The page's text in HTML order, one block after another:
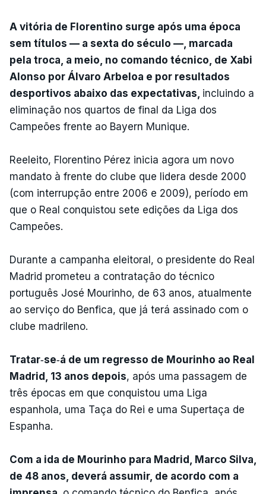
A vitória de Florentino surge após uma época
sem títulos — a sexta do século —, marcada
pela troca, a meio, no comando técnico, de Xabi
Alonso por Álvaro Arbeloa e por resultados
desportivos abaixo das expectativas, incluindo a
eliminação nos quartos de final da Liga dos
Campeões frente ao Bayern Munique.
Reeleito, Florentino Pérez inicia agora um novo
mandato à frente do clube que lidera desde 2000
(com interrupção entre 2006 e 2009), período em
que o Real conquistou sete edições da Liga dos
Campeões.
Durante a campanha eleitoral, o presidente do Real
Madrid prometeu a contratação do técnico
português José Mourinho, de 63 anos, atualmente
ao serviço do Benfica, que já terá assinado com o
clube madrileno.
Tratar‑se‑á de um regresso de Mourinho ao Real
Madrid, 13 anos depois, após uma passagem de
três épocas em que conquistou uma Liga
espanhola, uma Taça do Rei e uma Supertaça de
Espanha.
Com a ida de Mourinho para Madrid, Marco Silva,
de 48 anos, deverá assumir, de acordo com a